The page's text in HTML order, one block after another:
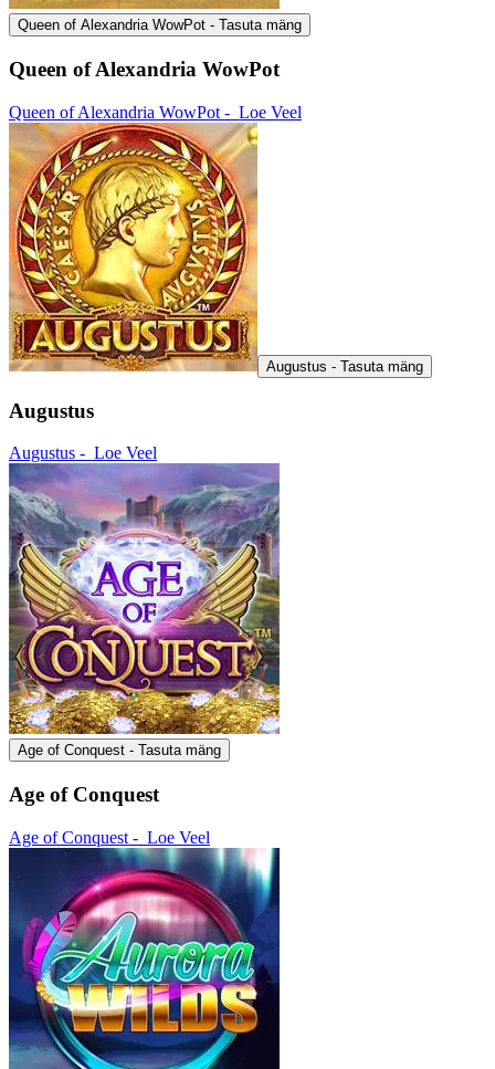
Queen of Alexandria WowPot - Tasuta mäng
Queen of Alexandria WowPot
Queen of Alexandria WowPot - Loe Veel
Augustus - Tasuta mäng
Augustus
Augustus - Loe Veel
Age of Conquest - Tasuta mäng
Age of Conquest
Age of Conquest - Loe Veel